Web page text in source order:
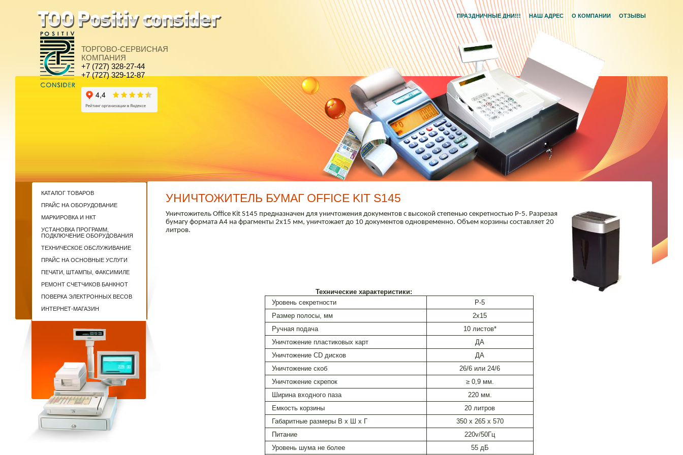
ТОРГОВО-СЕРВИСНАЯ
КОМПАНИЯ
+7 (727) 328-27-44
+7 (727) 329-12-87
ПРАЗДНИЧНЫЕ ДНИ!!! НАШ АДРЕС О КОМПАНИИ ОТЗЫВЫ
КАТАЛОГ ТОВАРОВ
ПРАЙС НА ОБОРУДОВАНИЕ
МАРКИРОВКА И НКТ
УСТАНОВКА ПРОГРАММ,
ПОДКЛЮЧЕНИЕ ОБОРУДОВАНИЯ
ТЕХНИЧЕСКОЕ ОБСЛУЖИВАНИЕ
ПРАЙС НА ОСНОВНЫЕ УСЛУГИ
ПЕЧАТИ, ШТАМПЫ, ФАКСИМИЛЕ
РЕМОНТ СЧЕТЧИКОВ БАНКНОТ
ПОВЕРКА ЭЛЕКТРОННЫХ ВЕСОВ
ИНТЕРНЕТ-МАГАЗИН
УНИЧТОЖИТЕЛЬ БУМАГ OFFICE KIT S145
Уничтожитель Office Kit S145 предназначен для уничтожения документов с высокой степенью секретностью Р-5. Разрезая
бумагу формата А4 на фрагменты 2х15 мм, уничтожает до 10 документов одновременно. Объем корзины составляет 20
литров.
Технические характеристики:
Уровень секретности
P-5
Размер полосы, мм
2х15
Ручная подача
10 листов*
Уничтожение пластиковых карт
ДА
Уничтожение CD дисков
ДА
Уничтожение скоб
26/6 или 24/6
Уничтожение скрепок
≥ 0,9 мм.
Ширина входного паза
220 мм.
Емкость корзины
20 литров
Габаритные размеры В х Ш х Г
350 х 265 х 570
Питание
220v/50Гц
Уровень шума не более
55 дБ